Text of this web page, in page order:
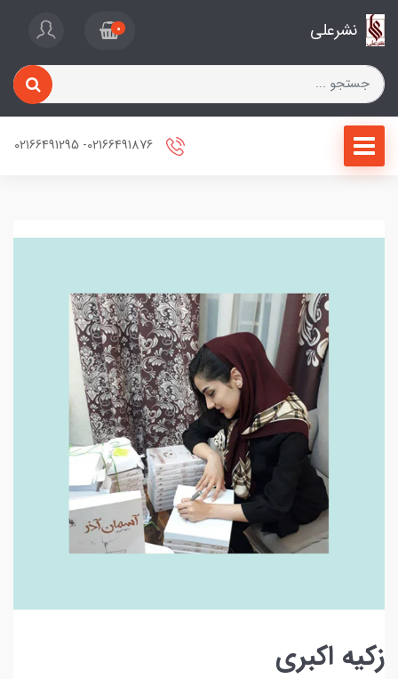
نشرعلی 0
زکیه اکبری